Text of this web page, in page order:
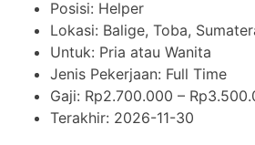
Posisi: Helper
Lokasi: Balige, Toba,
Untuk: Pria atau Wanita
Jenis Pekerjaan: Full Time
Gaji: Rp2.700.000 – Rp
Terakhir: 2026-11-30